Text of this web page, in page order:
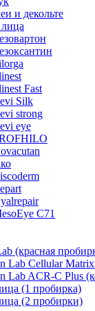
и декольте
Fast
Silk
strong
eye
C71
(красная
Lab Cellular
Lab ACR-C Plus
(1 пробирка)
(2 пробирки)